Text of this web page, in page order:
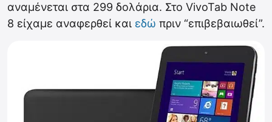
αναμένεται στα 299 δολάρια. Στο VivoTab Note
8 είχαμε αναφερθεί και εδώ πριν “επιβεβαιωθεί”.